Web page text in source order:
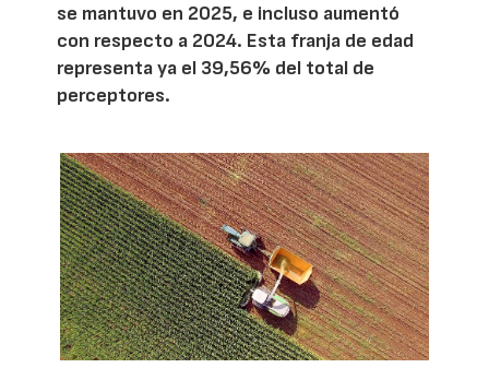
se mantuvo en 2025, e incluso aumentó
con respecto a 2024. Esta franja de edad
representa ya el 39,56% del total de
perceptores.